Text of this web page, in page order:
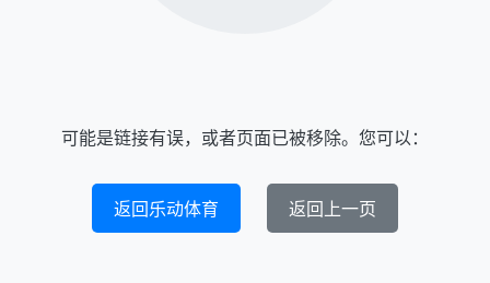
可能是链接有误，或者页面已被移除。您可以：
返回乐动体育 返回上一页